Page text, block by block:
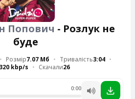
Попович - Розлук не
буде
Розмір7.07 Мб Тривалість3:04
320 kbp/s Скачали26
0:00